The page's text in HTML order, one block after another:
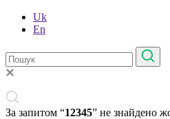
Uk
En
За запитом “12345” не знайдено